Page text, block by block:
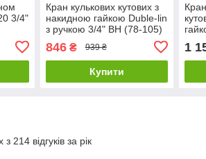
3/4"
Кран кулькових кутових з
накидною гайкою Duble-lin
з ручкою 3/4" ВН (78-105)
846₴ 939 ₴
Купити
1
214 відгуків за рік